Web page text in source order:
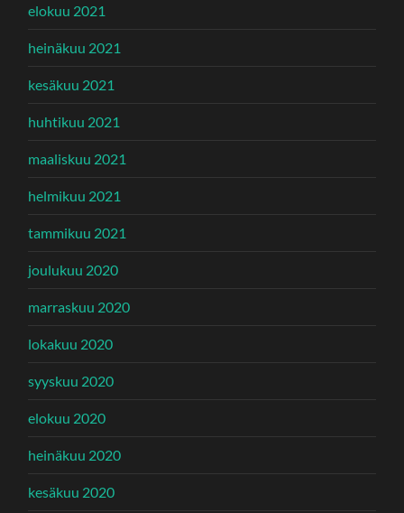
elokuu 2021
heinäkuu 2021
kesäkuu 2021
huhtikuu 2021
maaliskuu 2021
helmikuu 2021
tammikuu 2021
joulukuu 2020
marraskuu 2020
lokakuu 2020
syyskuu 2020
elokuu 2020
heinäkuu 2020
kesäkuu 2020